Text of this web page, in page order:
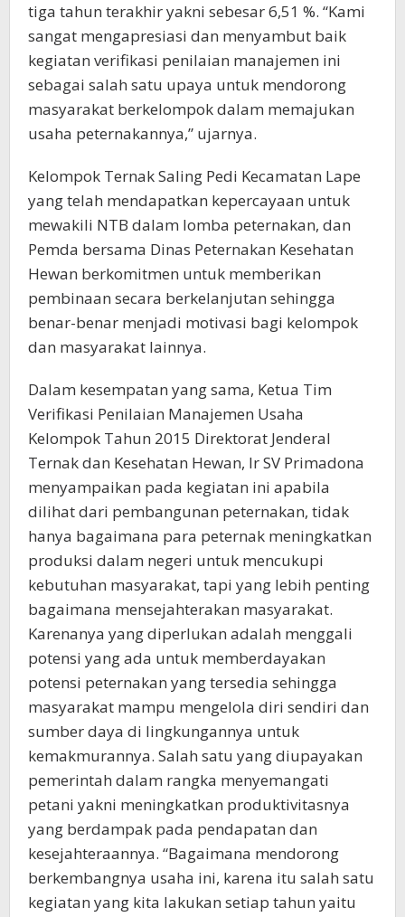
tiga tahun terakhir yakni sebesar 6,51 %. “Kami
sangat mengapresiasi dan menyambut baik
kegiatan verifikasi penilaian manajemen ini
sebagai salah satu upaya untuk mendorong
masyarakat berkelompok dalam memajukan
usaha peternakannya,” ujarnya.
Kelompok Ternak Saling Pedi Kecamatan Lape
yang telah mendapatkan kepercayaan untuk
mewakili NTB dalam lomba peternakan, dan
Pemda bersama Dinas Peternakan Kesehatan
Hewan berkomitmen untuk memberikan
pembinaan secara berkelanjutan sehingga
benar-benar menjadi motivasi bagi kelompok
dan masyarakat lainnya.
Dalam kesempatan yang sama, Ketua Tim
Verifikasi Penilaian Manajemen Usaha
Kelompok Tahun 2015 Direktorat Jenderal
Ternak dan Kesehatan Hewan, Ir SV Primadona
menyampaikan pada kegiatan ini apabila
dilihat dari pembangunan peternakan, tidak
hanya bagaimana para peternak meningkatkan
produksi dalam negeri untuk mencukupi
kebutuhan masyarakat, tapi yang lebih penting
bagaimana mensejahterakan masyarakat.
Karenanya yang diperlukan adalah menggali
potensi yang ada untuk memberdayakan
potensi peternakan yang tersedia sehingga
masyarakat mampu mengelola diri sendiri dan
sumber daya di lingkungannya untuk
kemakmurannya. Salah satu yang diupayakan
pemerintah dalam rangka menyemangati
petani yakni meningkatkan produktivitasnya
yang berdampak pada pendapatan dan
kesejahteraannya. “Bagaimana mendorong
berkembangnya usaha ini, karena itu salah satu
kegiatan yang kita lakukan setiap tahun yaitu